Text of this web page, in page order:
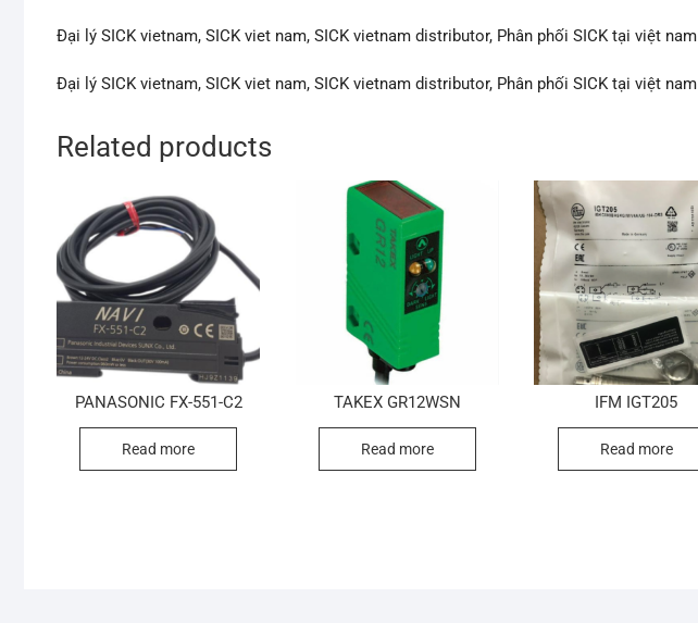
Đại lý SICK vietnam, SICK viet nam, SICK vietnam distributor, Phân phối SICK tại việt nam
Đại lý SICK vietnam, SICK viet nam, SICK vietnam distributor, Phân phối SICK tại việt nam
Related products
PANASONIC FX-551-C2
Read more
TAKEX GR12WSN
Read more
IFM IGT205
Read more